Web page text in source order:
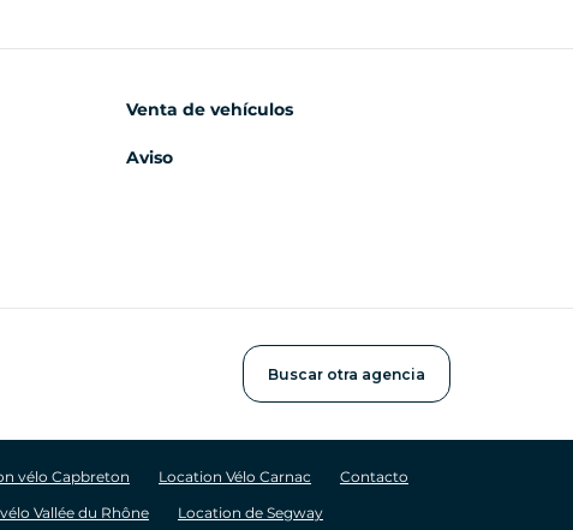
Venta de vehículos
Aviso
Buscar otra agencia
vélo Capbreton Location Vélo Carnac
Contacto
Vallée du Rhône Location de Segway